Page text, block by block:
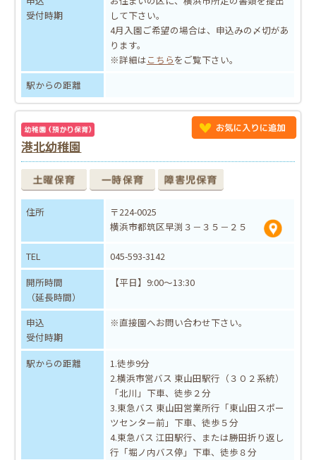
受付時期
して下さい。
4月入園ご希望の場合は、申込みの〆切があ
ります。
※詳細はこちらをご覧下さい。
駅からの距離
港北幼稚園
住所
〒224-0025
横浜市都筑区早渕３－３５－２５
TEL
045-593-3142
開所時間
（延長時間）
【平日】9:00～13:30
申込
受付時期
※直接園へお問い合わせ下さい。
駅からの距離
1.徒歩9分
2.横浜市営バス 東山田駅行（３０２系統）
「北川」下車、徒歩２分
3.東急バス 東山田営業所行「東山田スポー
ツセンター前」下車、徒歩５分
4.東急バス 江田駅行、または勝田折り返し
行「堀ノ内バス停」下車、徒歩８分